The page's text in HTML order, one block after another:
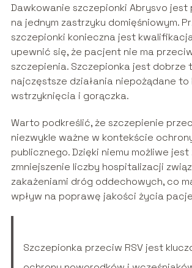
Dawkowanie szczepionki Abrysvo
na jednym zastrzyku domięśniowym.
szczepionki konieczna jest
upewnić się, że pacjent nie ma
szczepienia. Szczepionka jest dobrze
najczęstsze działania niepożądane to
wstrzyknięcia i gorączka.
Warto podkreślić, że szczepienie
niezwykle ważne w kontekście
publicznego. Dzięki niemu możliwe jest
zmniejszenie liczby hospitalizacji
zakażeniami dróg oddechowych, co
wpływ na poprawę jakości życia
Szczepionka przeciw RSV jest